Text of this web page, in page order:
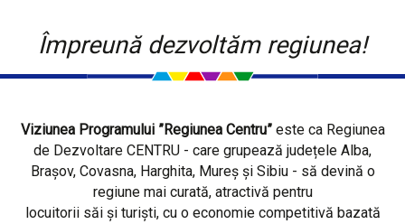
Împreună dezvoltăm regiunea!
Viziunea Programului ”Regiunea Centru”este ca Regiunea
de Dezvoltare CENTRU - care grupează județele Alba,
Brașov, Covasna, Harghita, Mureș și Sibiu - să devină o
regiune mai curată, atractivă pentru
locuitorii săi și turiști, cu o economie competitivă bazată